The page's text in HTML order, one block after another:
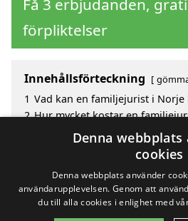
Få 3 erbjudanden,
förpliktelser
Innehållsförteckning
1 Vad kan en familjejurist i Norje
2 Hur mycket kostar en
Fördelar med att välja
Sök efter en skicklig
Denna webbplats
cookies
Denna webbplats använder
användarupplevelsen. Genom att
du till alla cookies i enlighet med